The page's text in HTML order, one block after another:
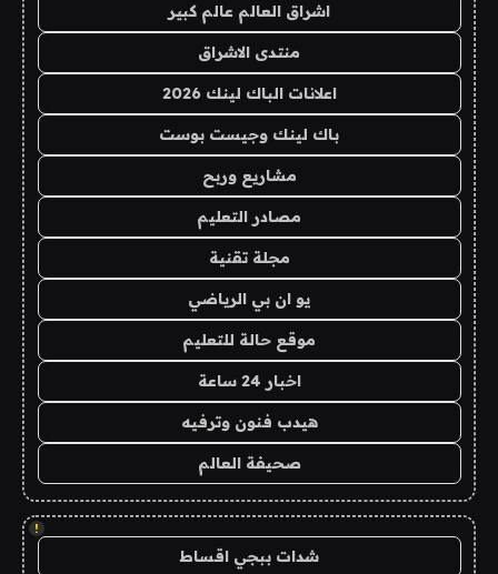
اشراق العالم عالم كبير
منتدى الاشراق
اعلانات الباك لينك 2026
باك لينك وجيست بوست
مشاريع وربح
مصادر التعليم
مجلة تقنية
يو ان بي الرياضي
موقع حالة للتعليم
اخبار 24 ساعة
هيدب فنون وترفيه
صحيفة العالم
!
شدات ببجي اقساط